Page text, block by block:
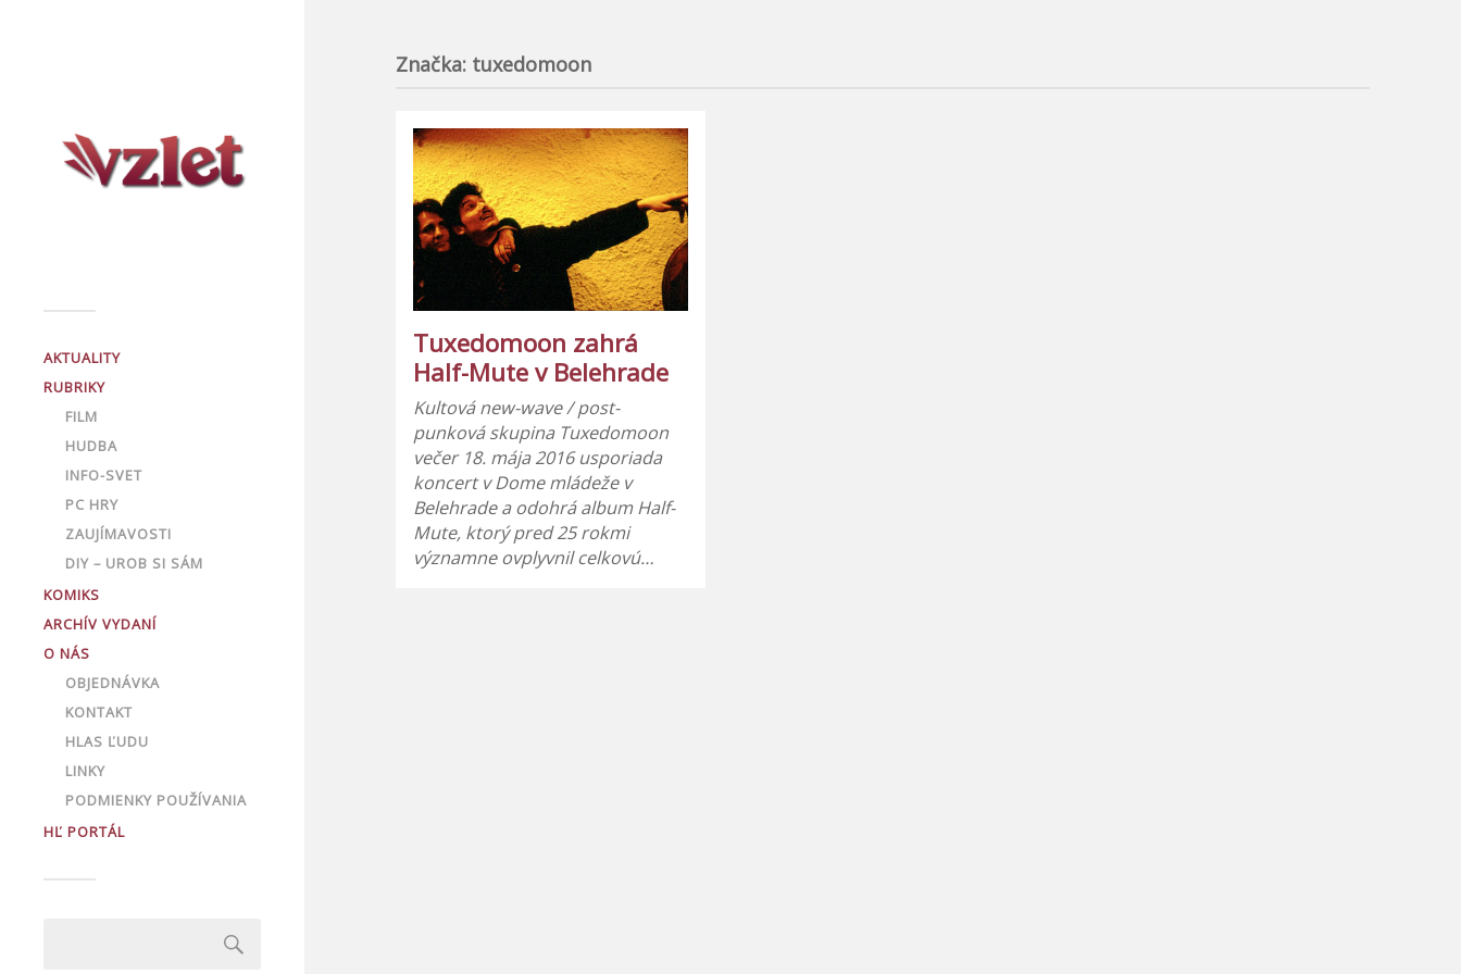
AKTUALITY
RUBRIKY
FILM
HUDBA
INFO-SVET
PC HRY
ZAUJÍMAVOSTI
DIY – UROB SI SÁM
KOMIKS
ARCHÍV VYDANÍ
O NÁS
OBJEDNÁVKA
KONTAKT
HLAS ĽUDU
LINKY
PODMIENKY POUŽÍVANIA
HĽ PORTÁL
Značka: tuxedomoon
Tuxedomoon zahrá
Half-Mute v Belehrade
Kultová new-wave / post-
punková skupina Tuxedomoon
večer 18. mája 2016 usporiada
koncert v Dome mládeže v
Belehrade a odohrá album Half-
Mute, ktorý pred 25 rokmi
významne ovplyvnil celkovú…